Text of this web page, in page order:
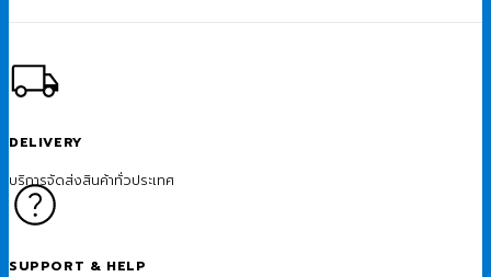
DELIVERY
บริการจัดส่งสินค้าทั่วประเทศ
SUPPORT & HELP